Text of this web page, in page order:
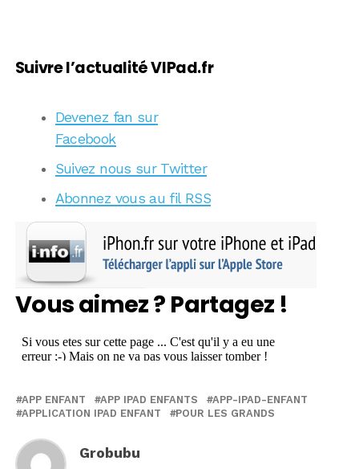
Suivre l’actualité VIPad.fr
Devenez fan sur
Facebook
Suivez nous sur Twitter
Abonnez vous au fil RSS
Vous aimez ? Partagez !
APP ENFANT APP IPAD ENFANTS
APP-IPAD-ENFANT
APPLICATION IPAD ENFANT
POUR LES GRANDS
Grobubu